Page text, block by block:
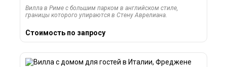
Вилла в Риме с большим парком в английском стиле,
границы которого упираются в Стену Аврелиана.
Стоимость по запросу